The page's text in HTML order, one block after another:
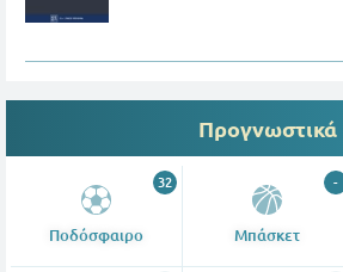
Προγνωστικά
Ποδόσφαιρο
32
Μπάσκετ
-